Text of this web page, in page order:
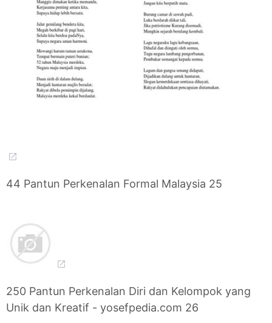
44 Pantun Perkenalan Formal Malaysia 25
250 Pantun Perkenalan Diri dan Kelompok yang
Unik dan Kreatif - yosefpedia.com 26